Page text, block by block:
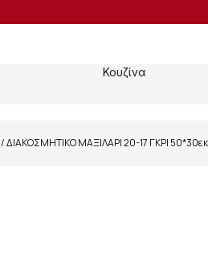
Κουζίνα
/ ΔΙΑΚΟΣΜΗΤΙΚΟ ΜΑΞΙΛΑΡΙ 20-17 ΓΚΡΙ